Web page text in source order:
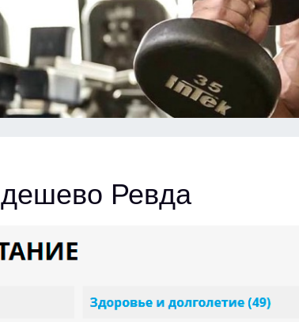
Ревда